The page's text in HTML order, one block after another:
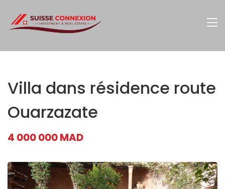
Villa dans résidence route
Ouarzazate
4 000 000 MAD